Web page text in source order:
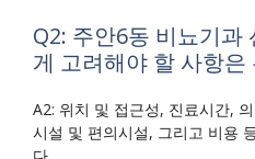
Q2: 주안6동 비뇨기과
게 고려해야 할 사항은
A2: 위치 및 접근성, 진료시간,
시설 및 편의시설, 그리고 비용
다.